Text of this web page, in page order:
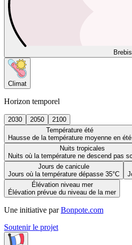
Climat
Horizon temporel
2030 2050
2100
Température été
Hausse de la température moyenne en été
Nuits tropicales
Nuits où la température ne descend pas
Jours de canicule
Jours où la température dépasse 35°C
Élévation niveau mer
Élévation prévue du niveau de la mer
Une initiative par Bonpote.com
Soutenir le projet